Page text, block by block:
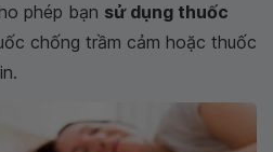
phép bạn sử dụng thuốc
chống trầm cảm hoặc thuốc